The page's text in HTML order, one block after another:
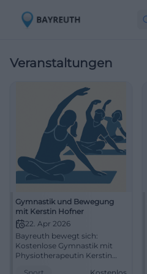
Veranstaltungen
Gymnastik und Bewegung
mit Kerstin Hofner
22. Apr 2026
Bayreuth bewegt sich:
Kostenlose Gymnastik mit
Physiotherapeutin Kerstin